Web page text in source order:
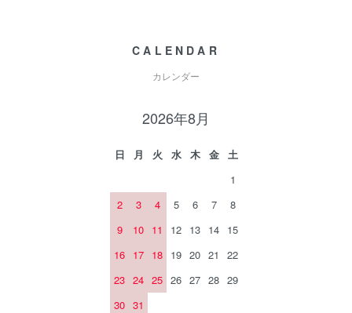
CALENDAR
カレンダー
2026年8月
日 月 火 水 木 金
土
1
2
3 4 5 6 7
8
9
10 11 12 13 14 15
16 17 18 19 20 21
22
23 24 25 26 27 28 29
30 31